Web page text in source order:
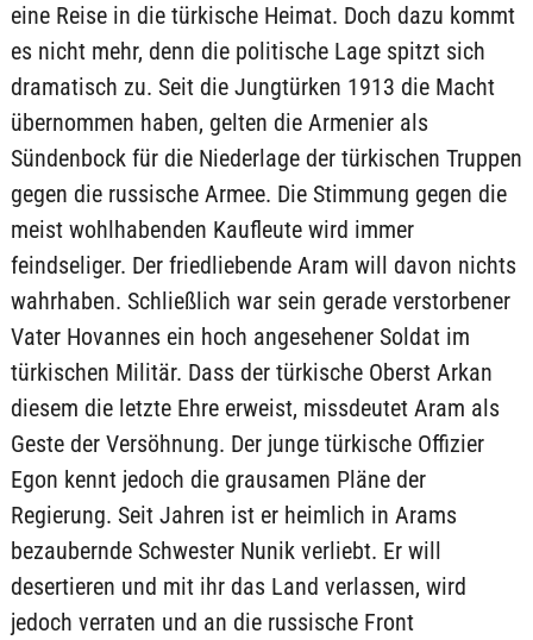
eine Reise in die türkische Heimat. Doch dazu kommt
es nicht mehr, denn die politische Lage spitzt sich
dramatisch zu. Seit die Jungtürken 1913 die Macht
übernommen haben, gelten die Armenier als
Sündenbock für die Niederlage der türkischen Truppen
gegen die russische Armee. Die Stimmung gegen die
meist wohlhabenden Kaufleute wird immer
feindseliger. Der friedliebende Aram will davon nichts
wahrhaben. Schließlich war sein gerade verstorbener
Vater Hovannes ein hoch angesehener Soldat im
türkischen Militär. Dass der türkische Oberst Arkan
diesem die letzte Ehre erweist, missdeutet Aram als
Geste der Versöhnung. Der junge türkische Offizier
Egon kennt jedoch die grausamen Pläne der
Regierung. Seit Jahren ist er heimlich in Arams
bezaubernde Schwester Nunik verliebt. Er will
desertieren und mit ihr das Land verlassen, wird
jedoch verraten und an die russische Front